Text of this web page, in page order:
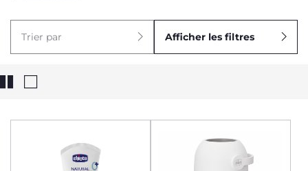
Trier par Afficher les filtres